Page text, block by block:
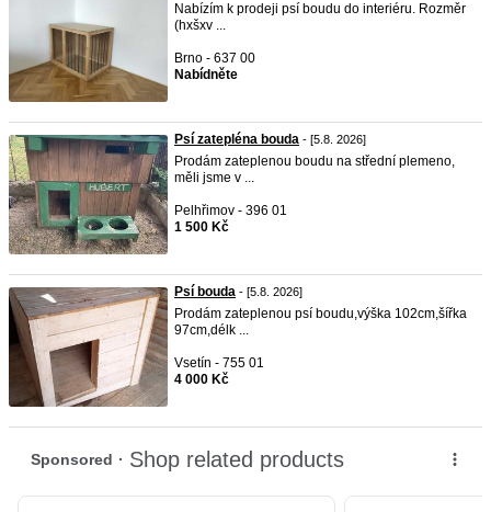
Nabízím k prodeji psí boudu do interiéru. Rozměr
(hxšxv ...
Brno - 637 00
Nabídněte
Psí zatepléna bouda - [5.8. 2026]
Prodám zateplenou boudu na střední plemeno,
měli jsme v ...
Pelhřimov - 396 01
1 500 Kč
Psí bouda - [5.8. 2026]
Prodám zateplenou psí boudu,výška 102cm,šířka
97cm,délk ...
Vsetín - 755 01
4 000 Kč